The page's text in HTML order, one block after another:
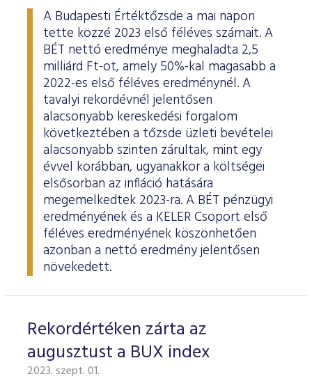
A Budapesti Értéktőzsde a mai napon
tette közzé 2023 első féléves számait. A
BÉT nettó eredménye meghaladta 2,5
milliárd Ft-ot, amely 50%-kal magasabb a
2022-es első féléves eredménynél. A
tavalyi rekordévnél jelentősen
alacsonyabb kereskedési forgalom
következtében a tőzsde üzleti bevételei
alacsonyabb szinten zárultak, mint egy
évvel korábban, ugyanakkor a költségei
elsősorban az infláció hatására
megemelkedtek 2023-ra. A BÉT pénzügyi
eredményének és a KELER Csoport első
féléves eredményének köszönhetően
azonban a nettó eredmény jelentősen
növekedett.
Rekordértéken zárta az
augusztust a BUX index
2023. szept. 01.